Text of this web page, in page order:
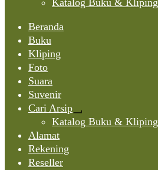
Katalog Buku & Kliping
Beranda
Buku
Kliping
Foto
Suara
Suvenir
Cari Arsip
Expand
child
Katalog Buku & Kliping
Alamat
Rekening
Reseller